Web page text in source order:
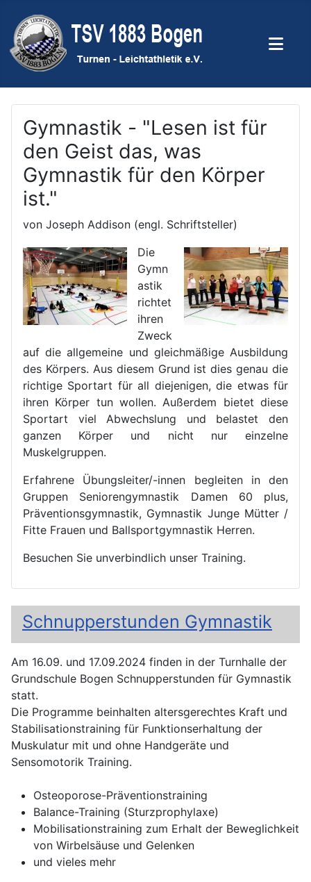
Gymnastik - "Lesen ist für
den Geist das, was
Gymnastik für den Körper
ist."
von Joseph Addison (engl. Schriftsteller)
Die
Gymn
astik
richtet
ihren
Zweck
auf die allgemeine und gleichmäßige Ausbildung
des Körpers. Aus diesem Grund ist dies genau die
richtige Sportart für all diejenigen, die etwas für
ihren Körper tun wollen. Außerdem bietet diese
Sportart viel Abwechslung und belastet den
ganzen Körper und nicht nur einzelne
Muskelgruppen.
Erfahrene Übungsleiter/-innen begleiten in den
Gruppen Seniorengymnastik Damen 60 plus,
Präventionsgymnastik, Gymnastik Junge Mütter /
Fitte Frauen und Ballsportgymnastik Herren.
Besuchen Sie unverbindlich unser Training.
Schnupperstunden Gymnastik
Am 16.09. und 17.09.2024 finden in der Turnhalle der
Grundschule Bogen Schnupperstunden für Gymnastik
statt.
Die Programme beinhalten altersgerechtes Kraft und
Stabilisationstraining für Funktionserhaltung der
Muskulatur mit und ohne Handgeräte und
Sensomotorik Training.
Osteoporose-Präventionstraining
Balance-Training (Sturzprophylaxe)
Mobilisationstraining zum Erhalt der Beweglichkeit
von Wirbelsäuse und Gelenken
und vieles mehr